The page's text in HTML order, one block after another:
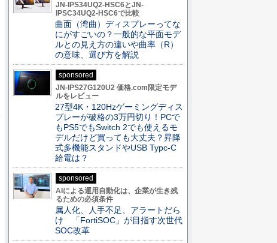
JN-IPS34UQ2-HSC6とJN-
IPSC34UQ2-HSC6で比較
曲面（湾曲）ディスプレーってな
にがすごいの？一般的な平面モデ
ルとの見え方の違いや曲率（R）
の意味、選び方を解説
sponsored
JN-IPS27G120U2 価格.com限定モデ
ルをレビュー
27型4K・120Hzゲーミングディス
プレーが破格の3万円切り！PCで
もPS5でもSwitch 2でも使えるモ
デルだけど買っても大丈夫？昇降
式多機能スタンドやUSB Typc-C
給電は？
sponsored
AIによる運用自動化は、企業が生き残
るための必須条件
属人化、人手不足、アラートだら
け 「FortiSOC」が目指す次世代
SOC改革